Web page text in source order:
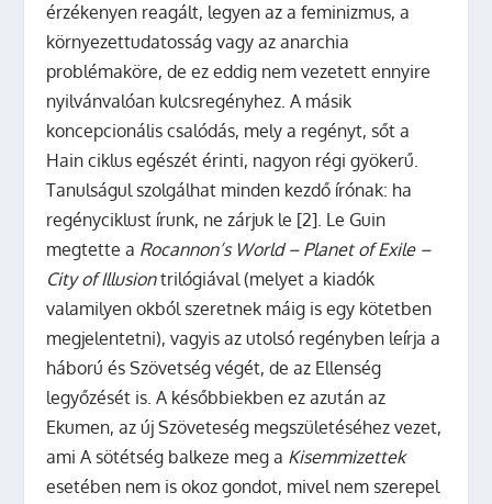
érzékenyen reagált, legyen az a feminizmus, a
környezettudatosság vagy az anarchia
problémaköre, de ez eddig nem vezetett ennyire
nyilvánvalóan kulcsregényhez. A másik
koncepcionális csalódás, mely a regényt, sőt a
Hain ciklus egészét érinti, nagyon régi gyökerű.
Tanulságul szolgálhat minden kezdő írónak: ha
regényciklust írunk, ne zárjuk le [2]. Le Guin
megtette a Rocannon’s World – Planet of Exile –
City of Illusiontrilógiával (melyet a kiadók
valamilyen okból szeretnek máig is egy kötetben
megjelentetni), vagyis az utolsó regényben leírja a
háború és Szövetség végét, de az Ellenség
legyőzését is. A későbbiekben ez azután az
Ekumen, az új Szöveteség megszületéséhez vezet,
ami A sötétség balkeze meg a Kisemmizettek
esetében nem is okoz gondot, mivel nem szerepel